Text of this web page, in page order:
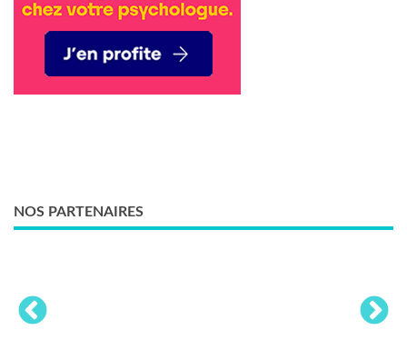
NOS PARTENAIRES